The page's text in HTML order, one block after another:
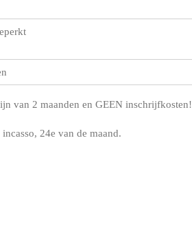
van 2 maanden en GEEN inschrijfkosten!
24e van de maand.